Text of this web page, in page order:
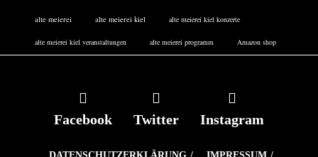
alte meierei alte meierei kiel alte meierei kiel konzerte
alte meierei kiel veranstaltungen alte meierei programm Amazon shop
Facebook Twitter Instagram